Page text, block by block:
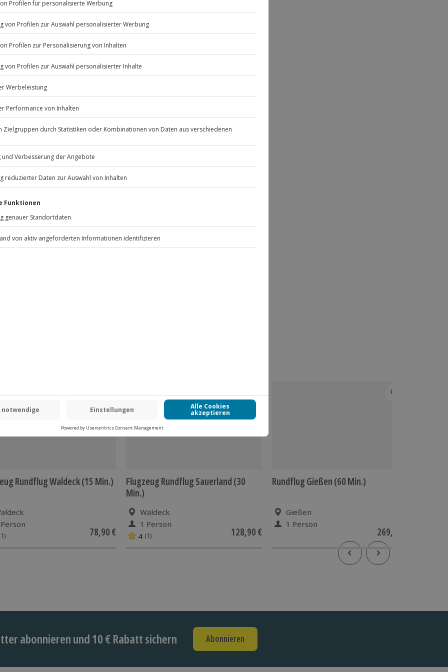
Beeinträchtigungen
verschoben (die Entscheidung
Listenansicht
© OpenStreetMaps
Mühldorfstraße 8
81671 München
außer an bundesweiten
Rundflug Waldeck (15 Min.)
78,90 €
Flugzeug Rundflug Sauerland (30
Min.)
Waldeck
1 Person
4 (1) 128,90 €
Rundflug Gießen (60 Min.)
Gießen
1 Person
269,90 €
abonnieren und 10 € Rabatt sichern Abonnieren